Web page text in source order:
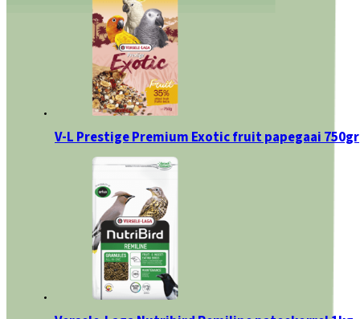
V-L Prestige Premium Exotic fruit papegaai 750gr